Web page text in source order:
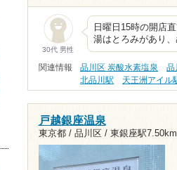
30代 男性
日曜日15時の開店
湯はとろみがあり
関連情報 品川区 炭酸水素塩泉 品
北品川駅
天王洲アイル
戸越銀座温泉
東京都 / 品川区 / 東銀座駅7.50km